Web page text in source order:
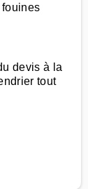
devis à la
tout